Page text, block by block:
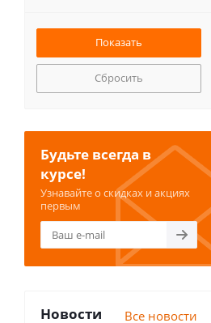
Сбросить
Будьте всегда в
курсе!
Узнавайте о скидках и акциях
первым
Новости Все новости